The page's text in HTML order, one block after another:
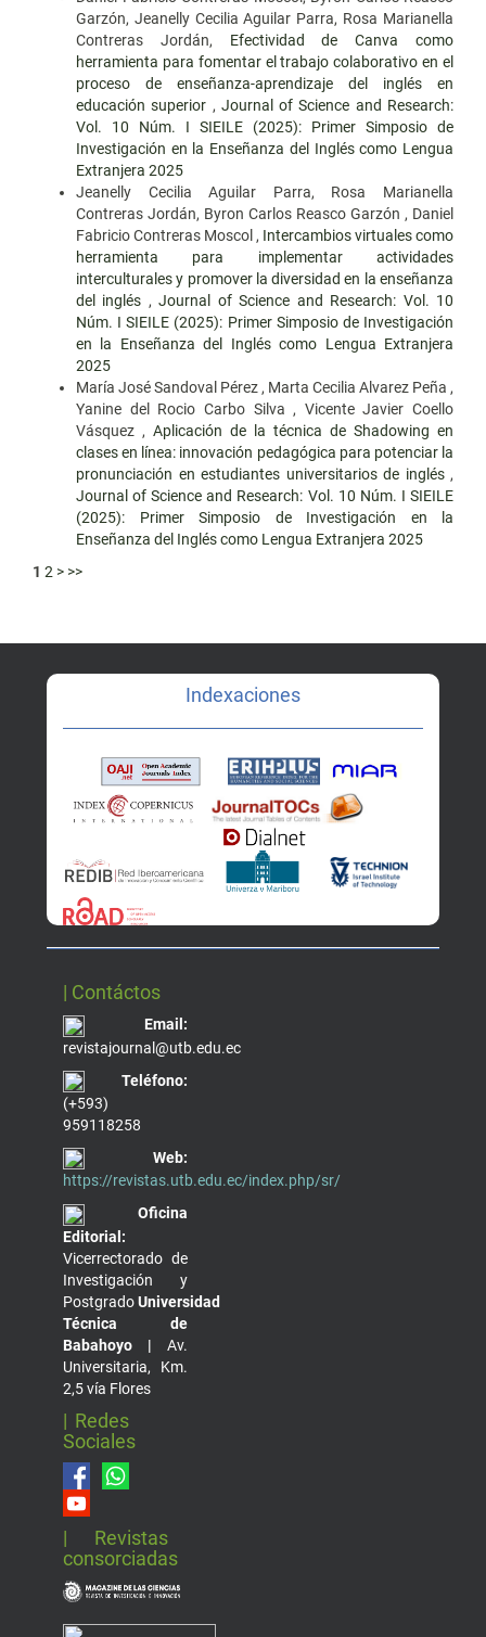
Garzón, Jeanelly Cecilia Aguilar Parra, Rosa Marianella
Contreras Jordán, Efectividad de Canva como
herramienta para fomentar el trabajo colaborativo en el
proceso de enseñanza-aprendizaje del inglés en
educación superior , Journal of Science and Research:
Vol. 10 Núm. I SIEILE (2025): Primer Simposio de
Investigación en la Enseñanza del Inglés como Lengua
Extranjera 2025
Jeanelly Cecilia Aguilar Parra, Rosa Marianella
Contreras Jordán, Byron Carlos Reasco Garzón , Daniel
Fabricio Contreras Moscol , Intercambios virtuales como
herramienta para implementar actividades
interculturales y promover la diversidad en la enseñanza
del inglés ,Journal of Science and Research: Vol. 10
Núm. I SIEILE (2025): Primer Simposio de Investigación
en la Enseñanza del Inglés como Lengua Extranjera
2025
María José Sandoval Pérez , Marta Cecilia Alvarez Peña ,
Yanine del Rocio Carbo Silva , Vicente Javier Coello
Vásquez , Aplicación de la técnica de Shadowing en
clases en línea: innovación pedagógica para potenciar la
pronunciación en estudiantes universitarios de inglés ,
Journal of Science and Research: Vol. 10 Núm. I SIEILE
(2025): Primer Simposio de Investigación en la
Enseñanza del Inglés como Lengua Extranjera 2025
1 2 > >>
Indexaciones
| Contáctos
Email:
revistajournal@utb.edu.ec
Teléfono:
(+593)
959118258
Web:
https://revistas.utb.edu.ec/index.php/sr/
Oficina
Editorial:
Vicerrectorado de
Investigación y
PostgradoUniversidad
Técnica de
Babahoyo | Av.
Universitaria, Km.
2,5 vía Flores
| Redes
Sociales
| Revistas
consorciadas